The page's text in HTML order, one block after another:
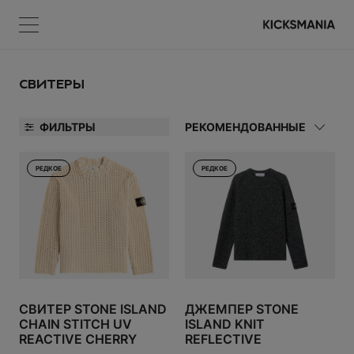
СВИТЕРЫ
ФИЛЬТРЫ РЕКОМЕНДОВАННЫЕ
РЕДКОЕ
СВИТЕР STONE ISLAND
CHAIN STITCH UV
REACTIVE CHERRY
РЕДКОЕ
ДЖЕМПЕР STONE
ISLAND KNIT
REFLECTIVE
Меню
Регистрация
Забыли пароль?
Меню
НЕТ ТОВАРОВ